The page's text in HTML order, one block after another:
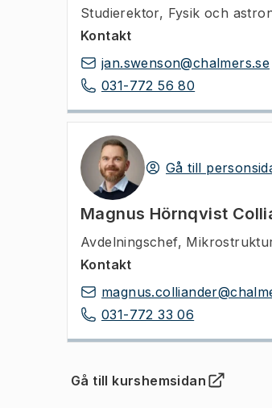
Studierektor, Fysik och
Kontakt
jan.swenson@chalmers.se
031-772 56 80
Gå till
Magnus Hörnqvist
Avdelningschef,
Kontakt
031-772 33 06
Gå till kurshemsidan
(Öppnas i ny flik)